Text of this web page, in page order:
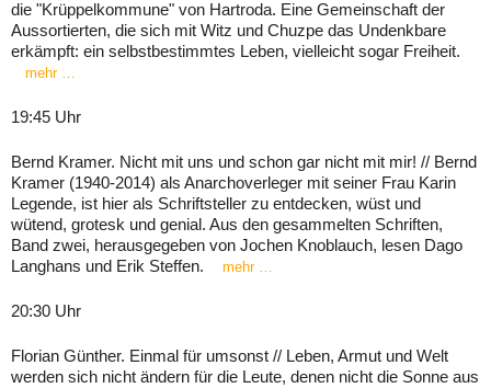
die "Krüppelkommune" von Hartroda. Eine Gemeinschaft der
Aussortierten, die sich mit Witz und Chuzpe das Undenkbare
erkämpft: ein selbstbestimmtes Leben, vielleicht sogar Freiheit.
mehr …
19:45 Uhr
Bernd Kramer. Nicht mit uns und schon gar nicht mit mir! // Bernd
Kramer (1940-2014) als Anarchoverleger mit seiner Frau Karin
Legende, ist hier als Schriftsteller zu entdecken, wüst und
wütend, grotesk und genial. Aus den gesammelten Schriften,
Band zwei, herausgegeben von Jochen Knoblauch, lesen Dago
Langhans und Erik Steffen.
mehr …
20:30 Uhr
Florian Günther. Einmal für umsonst // Leben, Armut und Welt
werden sich nicht ändern für die Leute, denen nicht die Sonne aus